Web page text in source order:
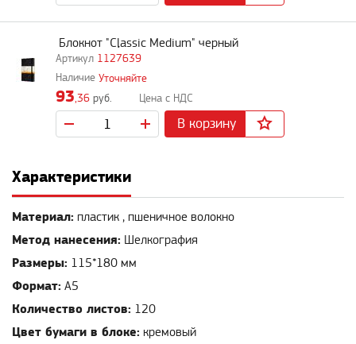
1127639
Блокнот "Classic Medium" черный
Уточняйте
93,36 руб.
В корзину
Характеристики
Материал: пластик , пшеничное волокно
Метод нанесения: Шелкография
Размеры: 115*180 мм
Формат: А5
Количество листов: 120
Цвет бумаги в блоке: кремовый